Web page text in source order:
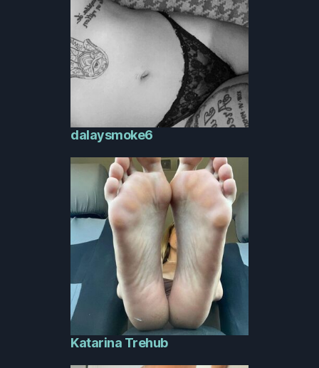
dalaysmoke6
Katarina Trehub